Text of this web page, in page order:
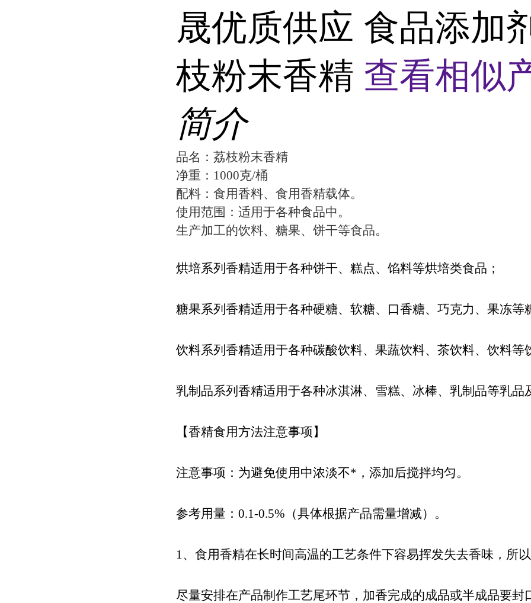
晟优质供应 食品添加
枝粉末香精 查看相似
简介
品名：荔枝粉末香精
净重：1000克/桶
配料：食用香料、食用香精载体。
使用范围：适用于各种食品中。
生产加工的饮料、糖果、饼干等食品。
烘培系列香精适用于各种饼干、糕点、馅料等烘培类食品；
糖果系列香精适用于各种硬糖、软糖、口香糖、巧克力、果冻等
饮料系列香精适用于各种碳酸饮料、果蔬饮料、茶饮料、饮料等
乳制品系列香精适用于各种冰淇淋、雪糕、冰棒、乳制品等乳品
【香精食用方法注意事项】
注意事项：为避免使用中浓淡不*，添加后搅拌均匀。
参考用量：0.1-0.5%（具体根据产品需量增减）。
1、食用香精在长时间高温的工艺条件下容易挥发失去香味，所
尽量安排在产品制作工艺尾环节，加香完成的成品或半成品要封